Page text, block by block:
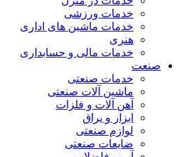
خدمات ورزشی
خدمات ماشین های اداری
هنری
خدمات مالی و حسابداری
صنعت
خدمات صنعتی
ماشین آلات صنعتی
آهن آلات و فلزات
ابزار و یراق
لوازم صنعتی
ضایعات صنعتی